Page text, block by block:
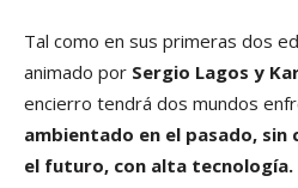
Tal como en sus primeras dos
animado por Sergio Lagos y
encierro tendrá dos mundos
ambientado en el pasado,
el futuro, con alta tecnología.